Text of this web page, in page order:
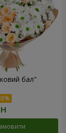
бал"